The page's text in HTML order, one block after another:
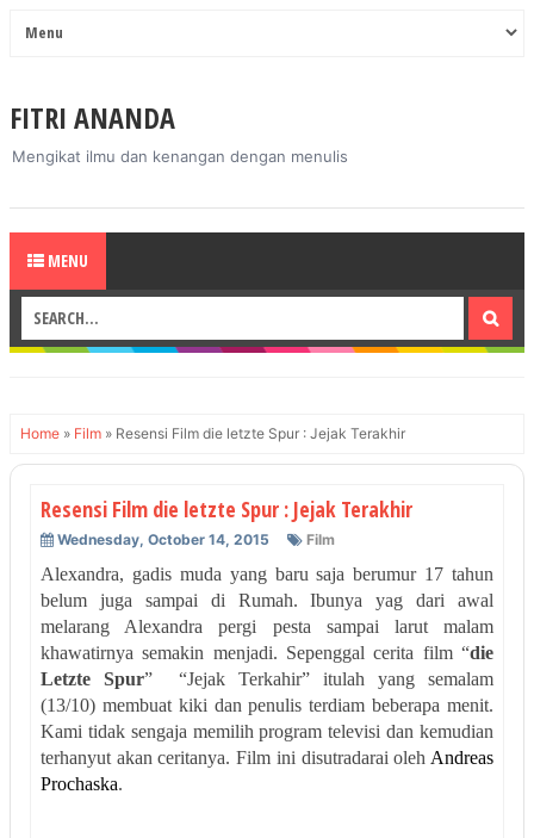
FITRI ANANDA
Mengikat ilmu dan kenangan dengan menulis
MENU
Home » Film » Resensi Film die letzte Spur : Jejak Terakhir
Resensi Film die letzte Spur : Jejak Terakhir
Wednesday, October 14, 2015 Film
Alexandra, gadis muda yang baru saja berumur 17 tahun
belum juga sampai di Rumah. Ibunya yag dari awal
melarang Alexandra pergi pesta sampai larut malam
khawatirnya semakin menjadi. Sepenggal cerita film “die
Letzte Spur” “Jejak Terkahir” itulah yang semalam
(13/10) membuat kiki dan penulis terdiam beberapa menit.
Kami tidak sengaja memilih program televisi dan kemudian
terhanyut akan ceritanya. Film ini disutradarai oleh Andreas
Prochaska.